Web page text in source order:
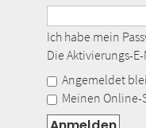
Ich habe mein
Die Aktivierungs-
Angemeldet
Meinen Online-